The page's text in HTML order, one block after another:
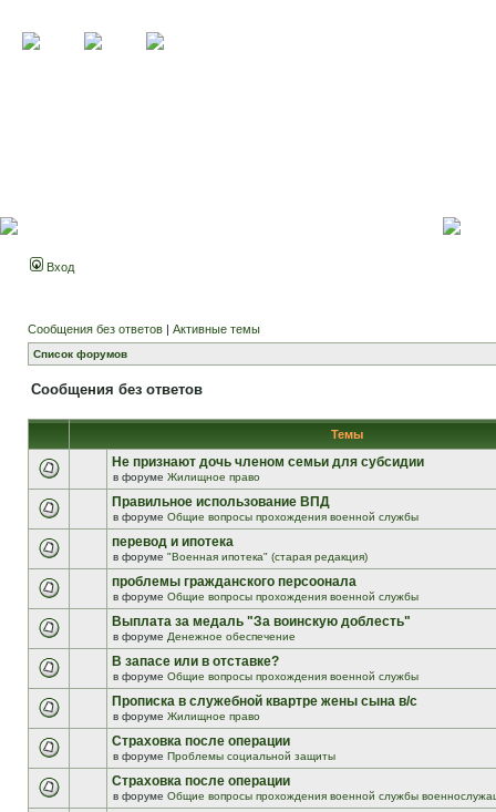
Вход
Сообщения без ответов | Активные темы
Список форумов
Сообщения без ответов
Темы
Не признают дочь членом семьи для субсидии
в форуме Жилищное право
Правильное использование ВПД
в форуме Общие вопросы прохождения военной службы
перевод и ипотека
в форуме "Военная ипотека" (старая редакция)
проблемы гражданского персоонала
в форуме Общие вопросы прохождения военной службы
Выплата за медаль "За воинскую доблесть"
в форуме Денежное обеспечение
В запасе или в отставке?
в форуме Общие вопросы прохождения военной службы
Прописка в служебной квартре жены сына в/с
в форуме Жилищное право
Страховка после операции
в форуме Проблемы социальной защиты
Страховка после операции
в форуме Общие вопросы прохождения военной службы